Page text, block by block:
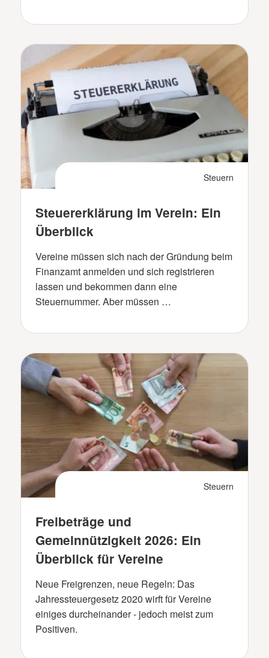
Steuern
Steuererklärung im Verein: Ein
Überblick
Vereine müssen sich nach der Gründung beim
Finanzamt anmelden und sich registrieren
lassen und bekommen dann eine
Steuernummer. Aber müssen …
Steuern
Freibeträge und
Gemeinnützigkeit 2026: Ein
Überblick für Vereine
Neue Freigrenzen, neue Regeln: Das
Jahressteuergesetz 2020 wirft für Vereine
einiges durcheinander - jedoch meist zum
Positiven.